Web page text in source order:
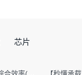
芯片